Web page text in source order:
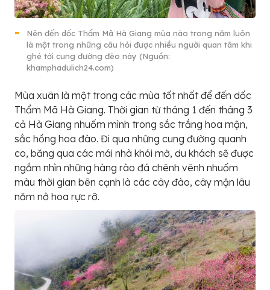
Nên đến dốc Thẩm Mã Hà Giang mùa nào trong năm luôn
là một trong những câu hỏi được nhiều người quan tâm khi
ghé tới cung đường đèo này (Nguồn:
khamphadulich24.com)
Mùa xuân là một trong các mùa tốt nhất để đến dốc
Thẩm Mã Hà Giang. Thời gian từ tháng 1 đến tháng 3
cả Hà Giang nhuốm mình trong sắc trắng hoa mận,
sắc hồng hoa đào. Đi qua những cung đường quanh
co, băng qua các mái nhà khói mờ, du khách sẽ được
ngắm nhìn những hàng rào đá chênh vênh nhuốm
màu thời gian bên cạnh là các cây đào, cây mận lâu
năm nở hoa rực rỡ.